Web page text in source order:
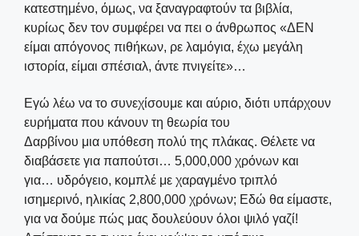
κατεστημένο, όμως, να ξαναγραφτούν τα βιβλία,
κυρίως δεν τον συμφέρει να πει ο άνθρωπος «ΔΕΝ
είμαι απόγονος πιθήκων, ρε λαμόγια, έχω μεγάλη
ιστορία, είμαι σπέσιαλ, άντε πνιγείτε»…
Εγώ λέω να το συνεχίσουμε και αύριο, διότι υπάρχουν
ευρήματα που κάνουν τη θεωρία του
Δαρβίνου μια υπόθεση πολύ της πλάκας. Θέλετε να
διαβάσετε για παπούτσι… 5,000,000 χρόνων και
για… υδρόγειο, κομπλέ με χαραγμένο τριπλό
ισημερινό, ηλικίας 2,800,000 χρόνων; Εδώ θα είμαστε,
για να δούμε πώς μας δουλεύουν όλοι ψιλό γαζί!